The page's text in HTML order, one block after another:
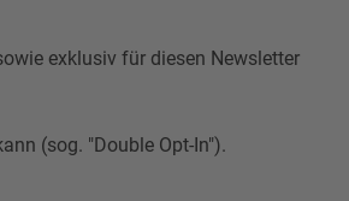
exklusiv für diesen Newsletter
(sog. "Double Opt-In").